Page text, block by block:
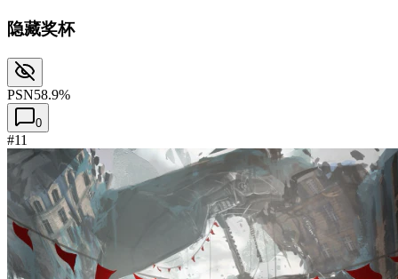
隐藏奖杯
PSN58.9%
0
#11